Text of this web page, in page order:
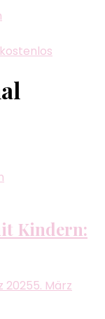
Kindern:
20255. März